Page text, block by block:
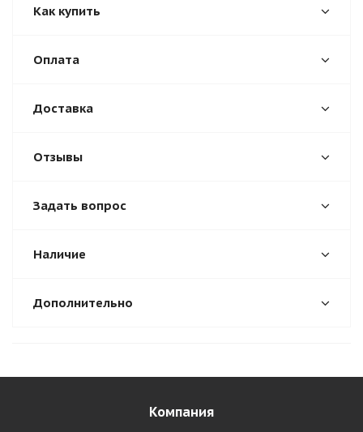
Как купить
Оплата
Доставка
Отзывы
Задать вопрос
Наличие
Дополнительно
Компания